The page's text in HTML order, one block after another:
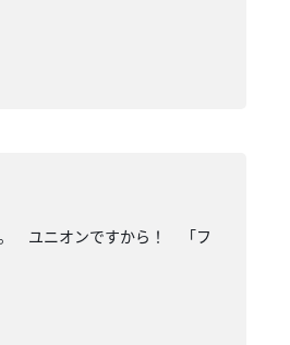
。 ユニオンですから！ 「フ